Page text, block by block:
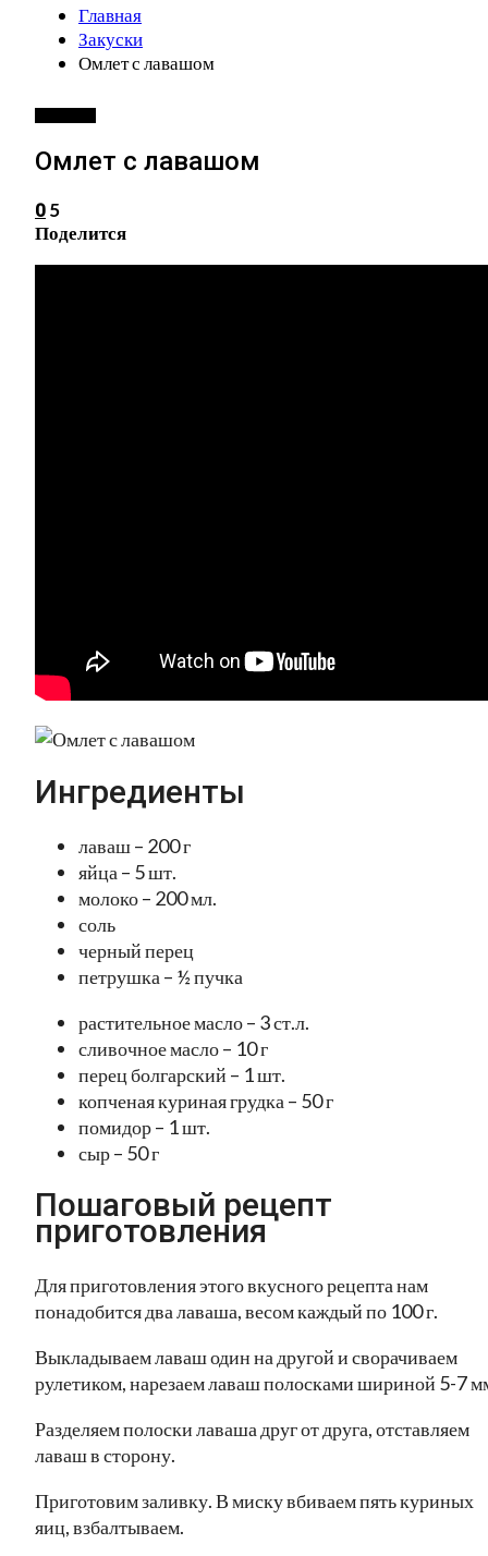
Главная
Закуски
Омлет с лавашом
Омлет с лавашом
0 5
Поделится
Ингредиенты
лаваш – 200 г
яйца – 5 шт.
молоко – 200 мл.
соль
черный перец
петрушка – ½ пучка
растительное масло – 3 ст.л.
сливочное масло – 10 г
перец болгарский – 1 шт.
копченая куриная грудка – 50 г
помидор – 1 шт.
сыр – 50 г
Пошаговый рецепт
приготовления
Для приготовления этого вкусного рецепта нам
понадобится два лаваша, весом каждый по 100 г.
Выкладываем лаваш один на другой и сворачиваем
рулетиком, нарезаем лаваш полосками шириной 5-7
Разделяем полоски лаваша друг от друга, отставляем
лаваш в сторону.
Приготовим заливку. В миску вбиваем пять куриных
яиц, взбалтываем.